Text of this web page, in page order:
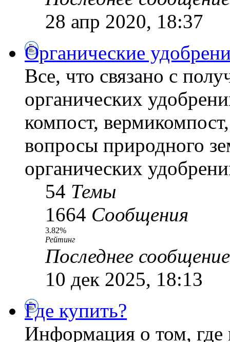
28 апр 2020, 18:37
Органические
Все, что связано с
органических
компост,
вопросы природного
органических
54 Темы
1664 Сообщения
3.82%
Рейтинг
Последнее сообщение
10 дек 2025, 18:13
Где купить?
Информация о том,